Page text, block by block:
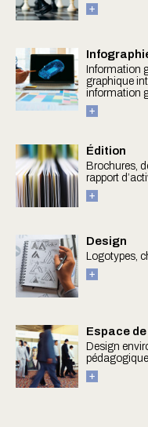
Information
graphique
information
Édition
Brochures,
rapport
Design
Logotypes,
Espace
Design